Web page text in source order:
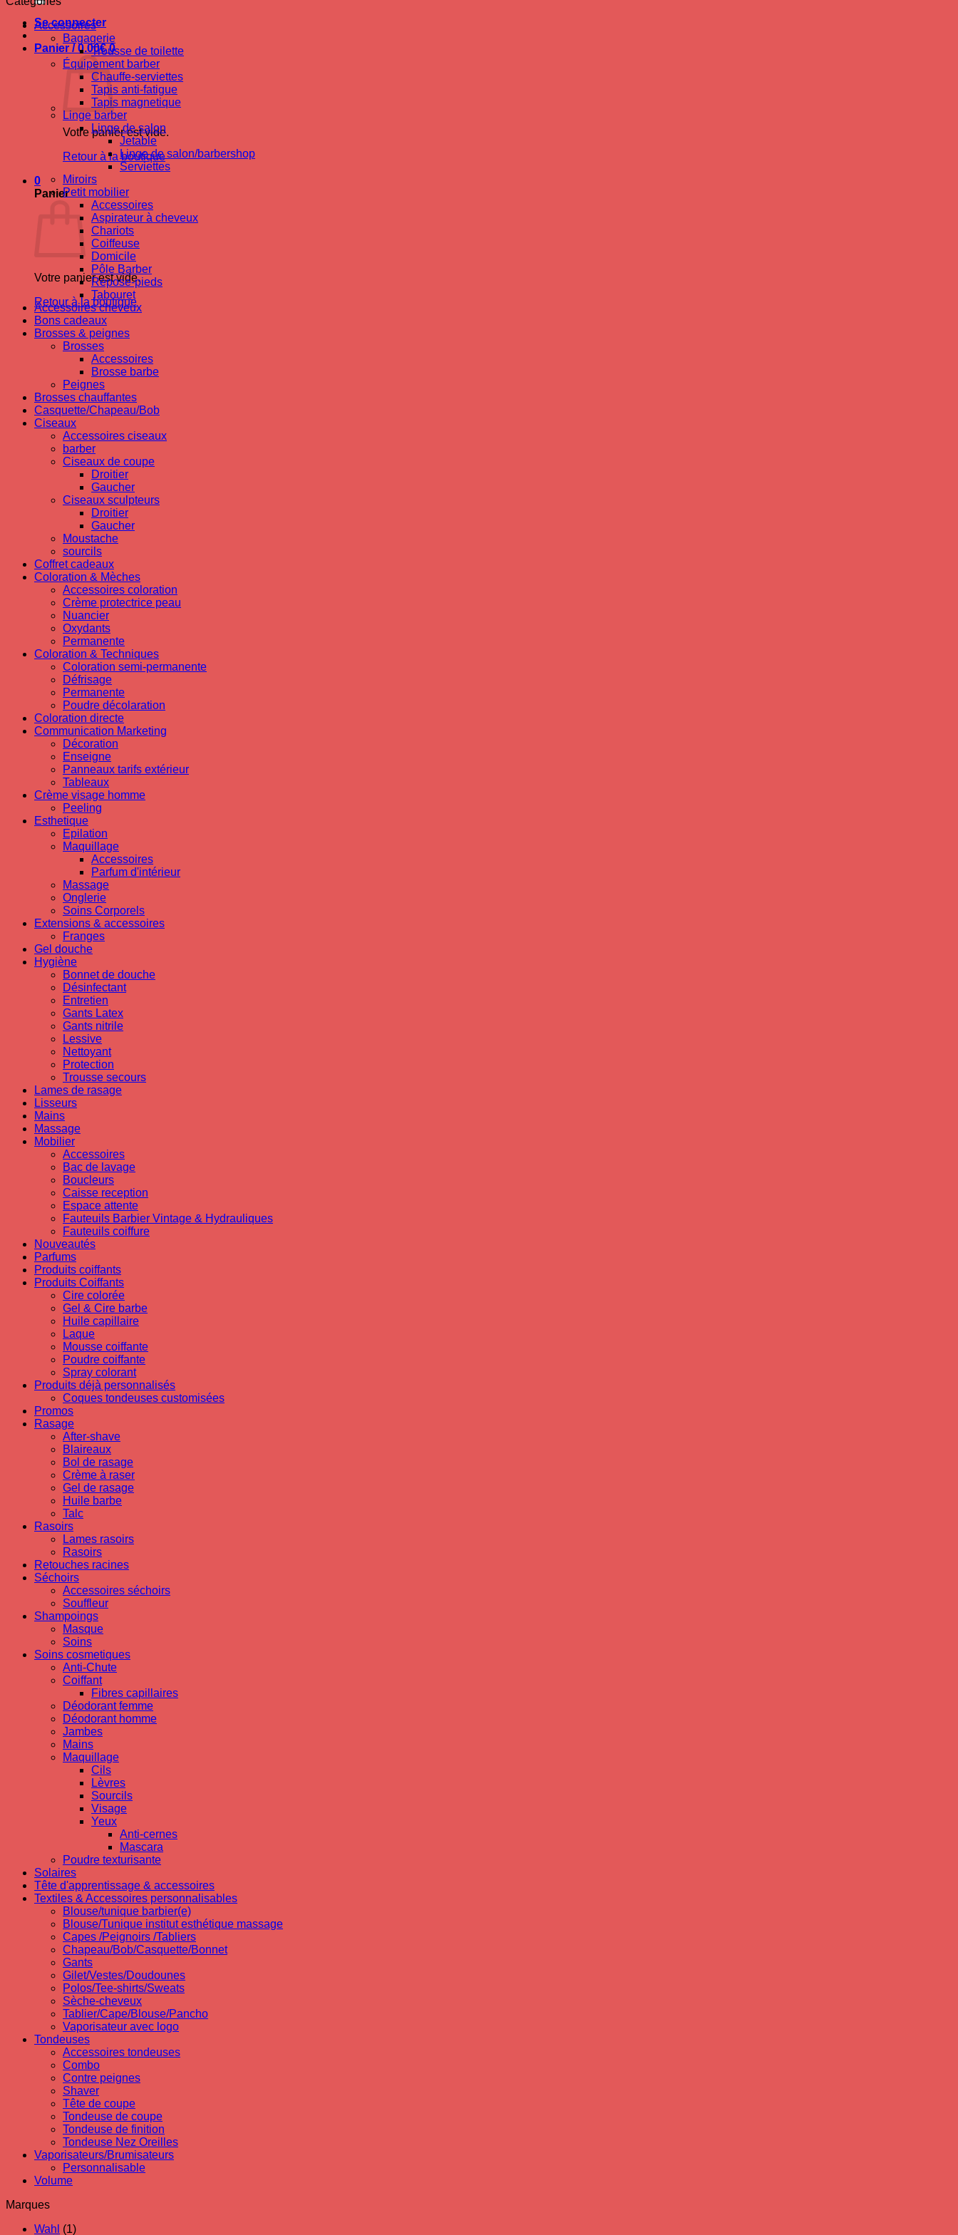
Se connecter
Panier /0.00€ 0
Votre panier est vide.
Retour à la boutique
0
Panier
Votre panier est vide.
Retour à la boutique
Accessoires
Bagagerie
Trousse de toilette
Équipement barber
Chauffe-serviettes
Tapis anti-fatigue
Tapis magnetique
Linge barber
Linge de salon
Jetable
Linge de salon/barbershop
Serviettes
Miroirs
Petit mobilier
Accessoires
Aspirateur à cheveux
Chariots
Coiffeuse
Domicile
Pôle Barber
Repose-pieds
Tabouret
Accessoires cheveux
Bons cadeaux
Brosses & peignes
Brosses
Accessoires
Brosse barbe
Peignes
Brosses chauffantes
Casquette/Chapeau/Bob
Ciseaux
Accessoires ciseaux
barber
Ciseaux de coupe
Droitier
Gaucher
Ciseaux sculpteurs
Droitier
Gaucher
Moustache
sourcils
Coffret cadeaux
Coloration & Mèches
Accessoires coloration
Crème protectrice peau
Nuancier
Oxydants
Permanente
Coloration & Techniques
Coloration semi-permanente
Défrisage
Permanente
Poudre décolaration
Coloration directe
Communication Marketing
Décoration
Enseigne
Panneaux tarifs extérieur
Tableaux
Crème visage homme
Peeling
Esthetique
Epilation
Maquillage
Accessoires
Parfum d'intérieur
Massage
Onglerie
Soins Corporels
Extensions & accessoires
Franges
Gel douche
Hygiène
Bonnet de douche
Désinfectant
Entretien
Gants Latex
Gants nitrile
Lessive
Nettoyant
Protection
Trousse secours
Lames de rasage
Lisseurs
Mains
Massage
Mobilier
Accessoires
Bac de lavage
Boucleurs
Caisse reception
Espace attente
Fauteuils Barbier Vintage & Hydrauliques
Fauteuils coiffure
Nouveautés
Parfums
Produits coiffants
Produits Coiffants
Cire colorée
Gel & Cire barbe
Huile capillaire
Laque
Mousse coiffante
Poudre coiffante
Spray colorant
Produits déjà personnalisés
Coques tondeuses customisées
Promos
Rasage
After-shave
Blaireaux
Bol de rasage
Crème à raser
Gel de rasage
Huile barbe
Talc
Rasoirs
Lames rasoirs
Rasoirs
Retouches racines
Séchoirs
Accessoires séchoirs
Souffleur
Shampoings
Masque
Soins
Soins cosmetiques
Anti-Chute
Coiffant
Fibres capillaires
Déodorant femme
Déodorant homme
Jambes
Mains
Maquillage
Cils
Lèvres
Sourcils
Visage
Yeux
Anti-cernes
Mascara
Poudre texturisante
Solaires
Tête d'apprentissage & accessoires
Textiles & Accessoires personnalisables
Blouse/tunique barbier(e)
Blouse/Tunique institut esthétique massage
Capes /Peignoirs /Tabliers
Chapeau/Bob/Casquette/Bonnet
Gants
Gilet/Vestes/Doudounes
Polos/Tee-shirts/Sweats
Sèche-cheveux
Tablier/Cape/Blouse/Pancho
Vaporisateur avec logo
Tondeuses
Accessoires tondeuses
Combo
Contre peignes
Shaver
Tête de coupe
Tondeuse de coupe
Tondeuse de finition
Tondeuse Nez Oreilles
Vaporisateurs/Brumisateurs
Personnalisable
Volume
Marques
Wahl (1)